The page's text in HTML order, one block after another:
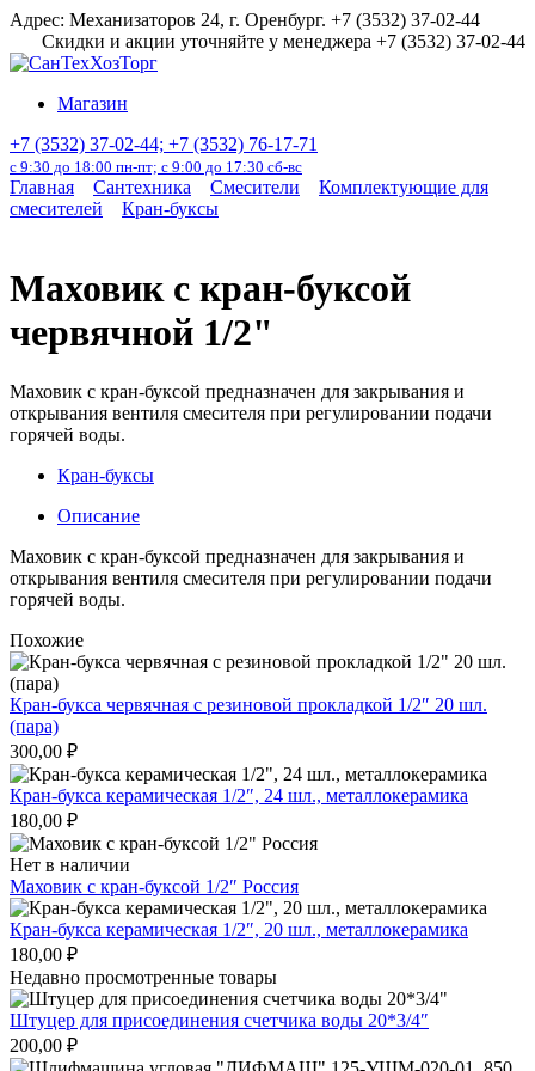
Перейти
содержанию
Адрес: Механизаторов 24, г. Оренбург. +7 (3532) 37-02-44
Скидки и акции уточняйте у менеджера +7 (3532) 37-02-44
Магазин
+7 (3532) 37-02-44; +7 (3532) 76-17-71
с 9:30 до 18:00 пн-пт; с 9:00 до 17:30 сб-вс
Главная Сантехника Смесители
Комплектующие для
смесителей
Кран-буксы
Маховик с кран-буксой
червячной 1/2"
Маховик с кран-буксой предназначен для закрывания и
открывания вентиля смесителя при регулировании подачи
горячей воды.
Кран-буксы
Описание
Маховик с кран-буксой предназначен для закрывания и
открывания вентиля смесителя при регулировании подачи
горячей воды.
Похожие
Кран-букса червячная с резиновой прокладкой 1/2″ 20 шл.
(пара)
300,00 ₽
Кран-букса керамическая 1/2″, 24 шл., металлокерамика
180,00 ₽
Нет в наличии
Маховик с кран-буксой 1/2″ Россия
Кран-букса керамическая 1/2″, 20 шл., металлокерамика
180,00 ₽
Недавно просмотренные товары
Штуцер для присоединения счетчика воды 20*3/4″
200,00 ₽